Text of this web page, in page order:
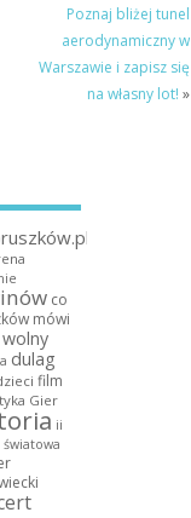
Poznaj bliżej tunel
aerodynamiczny w
Warszawie i zapisz się
na własny lot! »
co
mówi
dulag
film
Gier
ii